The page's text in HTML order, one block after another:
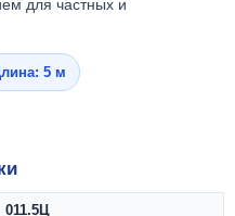
для частных и
5 м
011.5Ц